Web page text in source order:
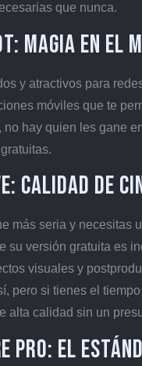
que nunca.
Magia en el
y atractivos para
móviles que te
no hay quien les gane
Calidad de
más seria y necesitas
su versión gratuita es
visuales y
pero si tienes el
alta calidad sin un
Pro: El